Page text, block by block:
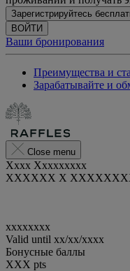
Зарегистрируйтесь
ВОЙТИ
Ваши бронирования
Преимущества и
Зарабатывайте и
Close menu
Xxxx Xxxxxxxxx
XXXXXX X
xxxxxxxx
Valid until xx/xx/xxxx
Бонусные баллы
XXX pts